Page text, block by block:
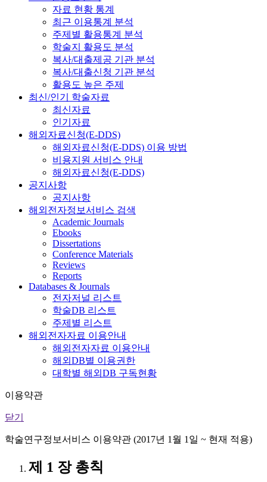
자료 현황 통계
최근 이용통계 분석
주제별 활용통계 분석
학술지 활용도 분석
복사/대출제공 기관 분석
복사/대출신청 기관 분석
활용도 높은 주제
최신/인기 학술자료
최신자료
인기자료
해외자료신청(E-DDS)
해외자료신청(E-DDS) 이용 방법
비용지원 서비스 안내
해외자료신청(E-DDS)
공지사항
공지사항
해외전자정보서비스 검색
Academic Journals
Ebooks
Dissertations
Conference Materials
Reviews
Reports
Databases & Journals
전자저널 리스트
학술DB 리스트
주제별 리스트
해외전자자료 이용안내
해외전자자료 이용안내
해외DB별 이용권한
대학별 해외DB 구독현황
이용약관
닫기
학술연구정보서비스 이용약관 (2017년 1월 1일 ~ 현재 적용)
제 1 장 총칙